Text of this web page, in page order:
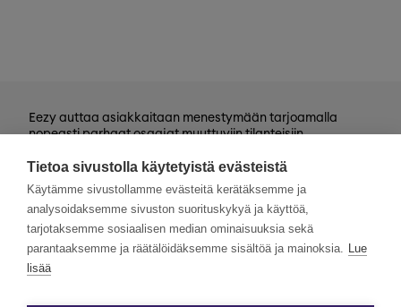
Eezy auttaa asiakkaitaan menestymään tarjoamalla
nopeasti parhaat osaajat muuttuviin tilanteisiin
kevytyrittäjyys ja muut työelämän
asiantuntijapalvelumme tarjoavat monipuolisimmat keinot
työn ja tekijöiden kohtaamiseen.
Haluamme rakentaa monimuotoista ja yhdenvertaista
Eezyä. Toivomme hakemuksia kaikenlaisista taustoista
tulevilta päteviltä hakijoilta. Noudatamme aina tasa-
arvoista ja läpinäkyvää rekrytointiprosessia. Uskomme
Tietoa sivustolla käytetyistä evästeistä
Käytämme sivustollamme evästeitä kerätäksemme ja
analysoidaksemme sivuston suorituskykyä ja käyttöä,
tarjotaksemme sosiaalisen median ominaisuuksia sekä
parantaaksemme ja räätälöidäksemme sisältöä ja mainoksia. Lue
lisää